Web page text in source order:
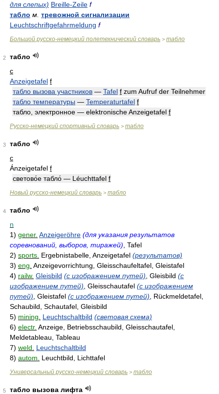
для слепых) Breille-Zeile f
табло м. тревожной сигнализации
Leuchtschriftgefahrmeldung f
Большой русско-немецкий полетехнический словарь > табло
2
табло
с
Anzeigetafel f
табло вызова участников — Tafel f zum Aufruf der Teilnehmer
табло температуры — Temperaturtafel f
табло, электронное — elektronische Anzeigetafel f
Русско-немецкий спортивный словарь > табло
3
табло
с
Ánzeigetafel f
светово́е табло́ — Léuchttafel f
Новый русско-немецкий словарь > табло
4
табло
n
1) gener. Anzeigeröhre (для указания результатов
соревнований, выборов, тиражей) , Tafel
2) sports. Ergebnistabelle, Anzeigetafel (результатов)
3) eng. Anzeigevorrichtung, Gleisschaufeltafel, Gleistafel
4) railw. Gleisbild (с изображением путей) , Gleisbild (с
изображением путей) , Gleisschautafel (с изображением
путей) , Gleistafel (с изображением путей) , Rückmeldetafel,
Schaubild, Schautafel, Gleisbild
5) mining. Leuchtschaltbild (световая схема)
6) electr. Anzeige, Betriebsschaubild, Gleisschautafel,
Meldetableau, Tableau
7) weld.
Leuchtschaltbild
8) autom. Leuchtbild, Lichttafel
Универсальный русско-немецкий словарь > табло
5
табло вызова лифта